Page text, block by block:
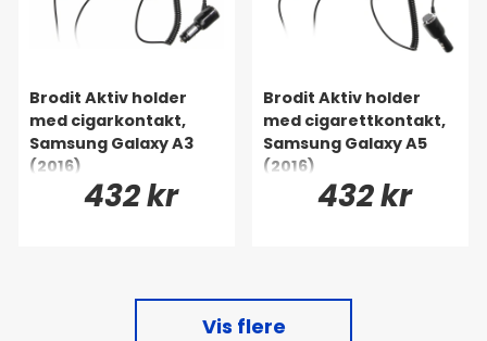
Brodit Aktiv holder
med cigarkontakt,
Samsung Galaxy A3
(2016)
432 kr
Brodit Aktiv holder
med cigarettkontakt,
Samsung Galaxy A5
(2016)
432 kr
Vis flere